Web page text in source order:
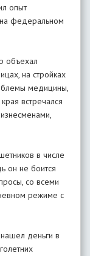
опыт
федеральном
объехал
на стройках
медицины,
встречался
в числе
он не боится
со всеми
режиме с
деньги в